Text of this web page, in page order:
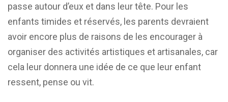
passe autour d’eux et dans leur tête. Pour les
enfants timides et réservés, les parents devraient
avoir encore plus de raisons de les encourager à
organiser des activités artistiques et artisanales, car
cela leur donnera une idée de ce que leur enfant
ressent, pense ou vit.